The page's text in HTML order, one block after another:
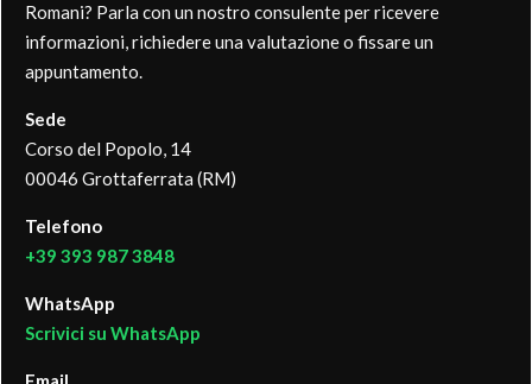
Romani? Parla con un nostro consulente per ricevere
informazioni, richiedere una valutazione o fissare un
appuntamento.
Sede
Corso del Popolo, 14
00046 Grottaferrata (RM)
Telefono
+39 393 987 3848
WhatsApp
Scrivici su WhatsApp